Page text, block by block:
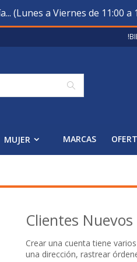
(Lunes a Viernes de 11:00 a
MUJER MARCAS
Clientes Nuevos
Crear una cuenta tiene
una dirección, rastrear